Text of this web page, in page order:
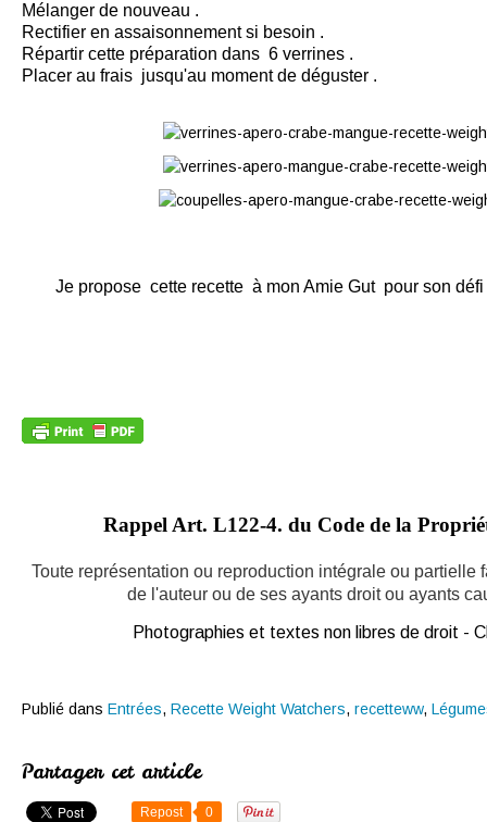
Mélanger de nouveau .
Rectifier en assaisonnement si besoin .
Répartir cette préparation dans 6 verrines .
Placer au frais jusqu'au moment de déguster .
Je propose cette recette à mon Amie Gut pour son défi
Rappel Art. L122-4. du Code de la
Toute représentation ou reproduction intégrale ou partielle
de l'auteur ou de ses ayants droit ou ayants
Photographies et textes non libres de droit -
Publié dans Entrées, Recette Weight Watchers, recetteww,
Partager cet article
Repost 0